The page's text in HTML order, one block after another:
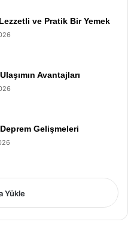
ve Pratik Bir Yemek
Avantajları
Gelişmeleri
Yükle